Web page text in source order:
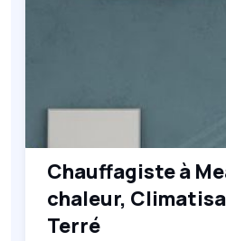
Chauffagiste à
chaleur,
Terré